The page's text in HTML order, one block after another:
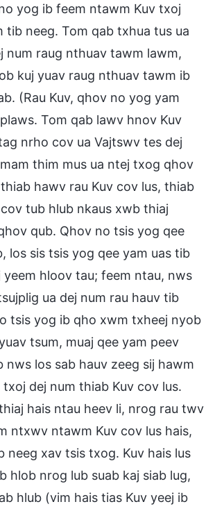
yog ib feem ntawm Kuv txoj
tib neeg. Tom qab txhua tus ua
num raug nthuav tawm lawm,
kuj yuav raug nthuav tawm ib
(Rau Kuv, qhov no yog yam
Tom qab lawv hnov Kuv
nrho cov ua Vajtswv tes dej
thim mus ua ntej txog qhov
hawv rau Kuv cov lus, thiab
tub hlub nkaus xwb thiaj
qub. Qhov no tsis yog qee
los sis tsis yog qee yam uas tib
yeem hloov tau; feem ntau, nws
ua dej num rau hauv tib
tsis yog ib qho xwm txheej nyob
tsum, muaj qee yam peev
nws los sab hauv zeeg sij hawm
dej num thiab Kuv cov lus.
hais ntau heev li, nrog rau twv
ntxwv ntawm Kuv cov lus hais,
neeg xav tsis txog. Kuv hais lus
hlob nrog lub suab kaj siab lug,
hlub (vim hais tias Kuv yeej ib